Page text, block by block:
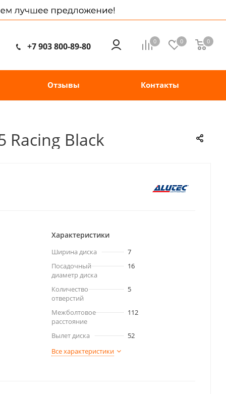
0 0 0
+7 903 800-89-80
Отзывы Контакты
Racing Black
Характеристики
Ширина диска
7
Посадочный
диаметр диска
16
Количество
отверстий
5
Межболтовое
расстояние
112
Вылет диска
52
Все характеристики